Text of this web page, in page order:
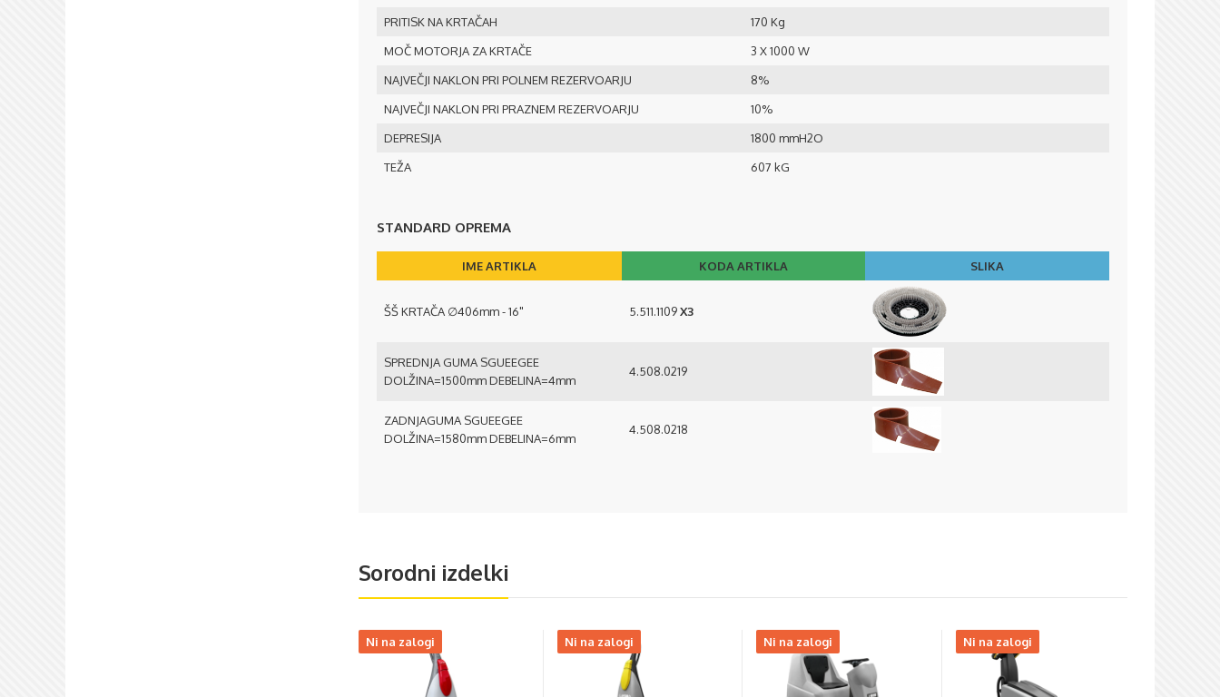
PRITISK NA KRTAČAH
170 Kg
MOČ MOTORJA ZA KRTAČE
3 X 1000 W
NAJVEČJI NAKLON PRI POLNEM REZERVOARJU
8%
NAJVEČJI NAKLON PRI PRAZNEM REZERVOARJU
10%
DEPRESIJA
1800 mmH2O
TEŽA
607 kG
STANDARD OPREMA
IME ARTIKLA KODA ARTIKLA SLIKA
ŠŠ KRTAČA ∅406mm - 16" 5.511.1109X3
SPREDNJA GUMA SGUEEGEE
DOLŽINA=1500mm DEBELINA=4mm
4.508.0219
ZADNJAGUMA SGUEEGEE
DOLŽINA=1580mm DEBELINA=6mm
4.508.0218
Sorodni izdelki
Ni na zalogi Ni na zalogi Ni na zalogi Ni na zalogi